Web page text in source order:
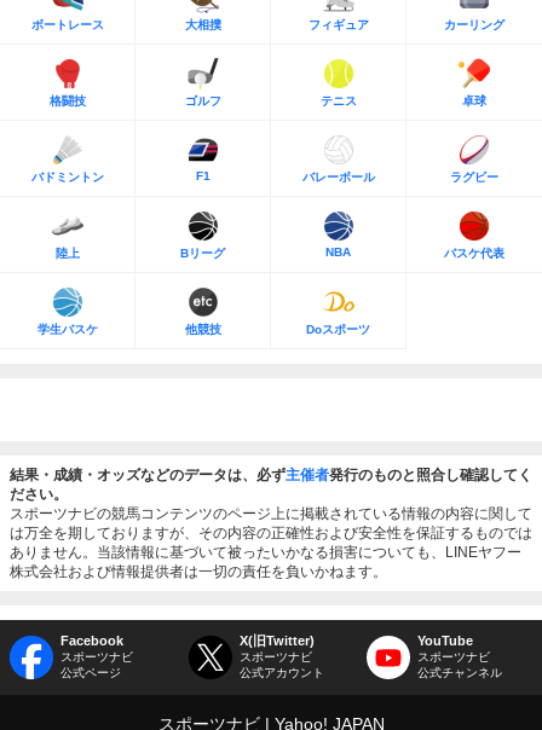
ボートレース 大相撲 フィギュア カーリング
格闘技 ゴルフ テニス 卓球
バドミントン F1 バレーボール ラグビー
陸上 Bリーグ NBA バスケ代表
学生バスケ 他競技 Doスポーツ
結果・成績・オッズなどのデータは、必ず主催者発行のものと照合し確認してく
ださい。
スポーツナビの競馬コンテンツのページ上に掲載されている情報の内容に関して
は万全を期しておりますが、その内容の正確性および安全性を保証するものでは
ありません。当該情報に基づいて被ったいかなる損害についても、LINEヤフー
株式会社および情報提供者は一切の責任を負いかねます。
Facebook
スポーツナビ
公式ページ
X(旧Twitter)
スポーツナビ
公式アカウント
YouTube
スポーツナビ
公式チャンネル
スポーツナビ Yahoo! JAPAN